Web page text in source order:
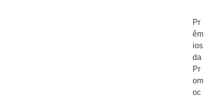
Pr
êm
ios
da
Pr
om
oç